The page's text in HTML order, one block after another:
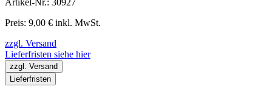
Preis: 9,00 € inkl. MwSt.
zzgl. Versand
Lieferfristen siehe hier
zzgl. Versand
Lieferfristen